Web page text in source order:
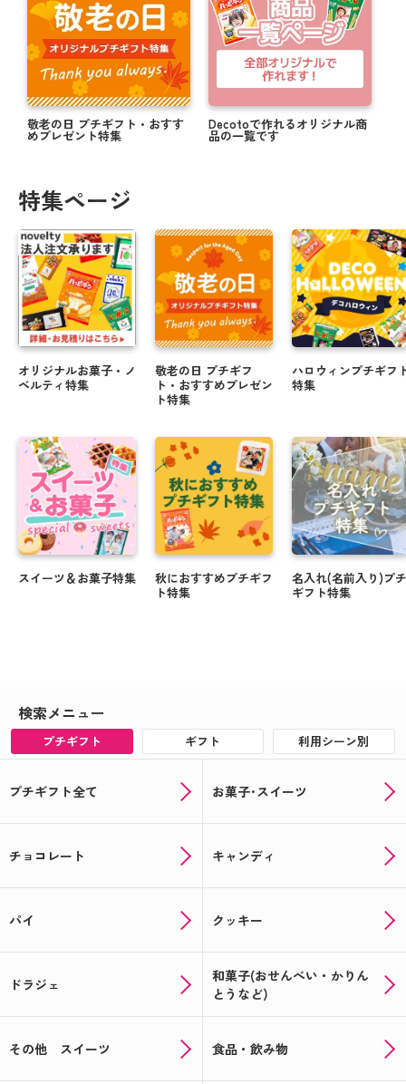
敬老の日 プチギフト・おすす
めプレゼント特集
Decotoで作れるオリジナル商
品の一覧です
特集ページ
オリジナルお菓子・ノ
ベルティ特集
スイーツ＆お菓子特集
敬老の日 プチギフ
ト・おすすめプレゼン
ト特集
秋におすすめプチギフ
ト特集
ハロウィンプチギフ
特集
名入れ(名前入り)プチ
ギフト特集
検索メニュー
プチギフト ギフト 利用シーン別
プチギフト全て お菓子･スイーツ
チョコレート キャンディ
パイ クッキー
ドラジェ
和菓子(おせんべい・かりん
とうなど)
その他 スイーツ 食品・飲み物